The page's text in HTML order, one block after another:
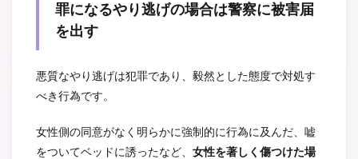
罪になるやり逃げの場合は警察に被害届
を出す
悪質なやり逃げは犯罪であり、毅然とした態度で対処す
べき行為です。
女性側の同意がなく明らかに強制的に行為に及んだ、嘘
をついてベッドに誘ったなど、 女性を著しく傷つけた場